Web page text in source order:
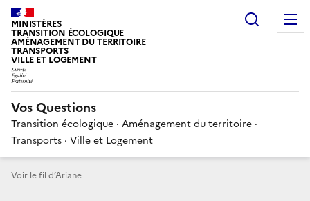
MINISTÈRES
TRANSITION ÉCOLOGIQUE
AMÉNAGEMENT DU TERRITOIRE
TRANSPORTS
VILLE ET LOGEMENT
Vos Questions
Transition écologique · Aménagement du territoire ·
Transports · Ville et Logement
Voir le fil d’Ariane